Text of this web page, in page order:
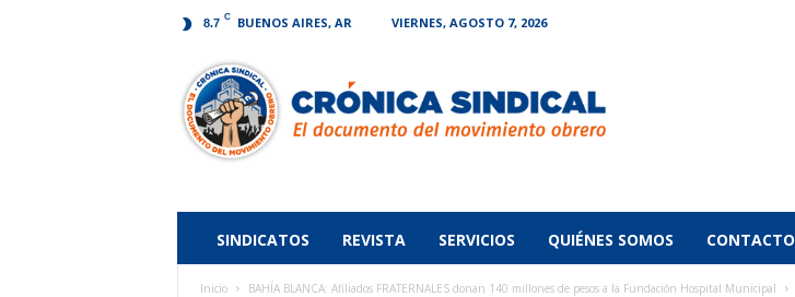
8.7 C BUENOS AIRES, AR VIERNES, AGOSTO 7, 2026
Sindical
SINDICATOS REVISTA SERVICIOS QUIÉNES SOMOS CONTACTO
Inicio BAHÍA BLANCA: Afiliados FRATERNALES donan 140 millones de pesos a la Fundación Hospital Municipal